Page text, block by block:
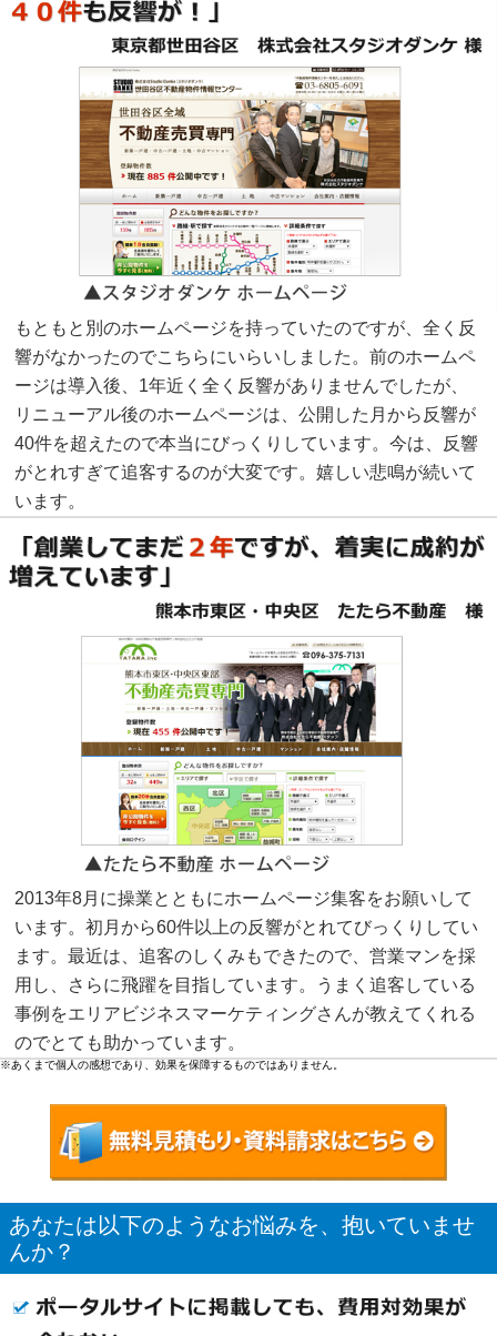
もともと別のホームページを持っていたのですが、全く反
響がなかったのでこちらにいらいしました。前のホームペ
ージは導入後、1年近く全く反響がありませんでしたが、
リニューアル後のホームページは、公開した月から反響が
40件を超えたので本当にびっくりしています。今は、反響
がとれすぎて追客するのが大変です。嬉しい悲鳴が続いて
います。
2013年8月に操業とともにホームページ集客をお願いして
います。初月から60件以上の反響がとれてびっくりしてい
ます。最近は、追客のしくみもできたので、営業マンを採
用し、さらに飛躍を目指しています。うまく追客している
事例をエリアビジネスマーケティングさんが教えてくれる
のでとても助かっています。
※あくまで個人の感想であり、効果を保障するものではありません。
あなたは以下のようなお悩みを、抱いていませ
んか？